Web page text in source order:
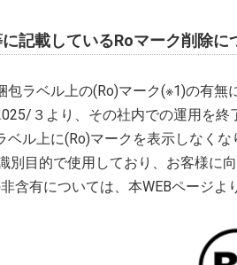
記載しているRoマーク削除に
ラベル上の(Ro)マーク(※1)の有
３より、その社内での運用を終
ル上に(Ro)マークを表示しなくな
別目的で使用しており、お客様に
含有については、本WEBページよ